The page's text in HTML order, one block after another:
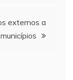
externos a